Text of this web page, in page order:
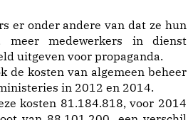
er onder andere van dat ze hun
meer medewerkers in dienst
uitgeven voor propaganda.
de kosten van algemeen beheer
in 2012 en 2014.
kosten 81.184.818, voor 2014